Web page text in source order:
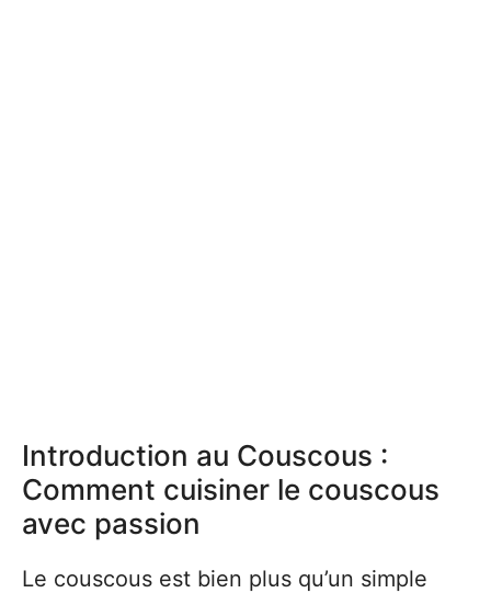
Introduction au Couscous :
Comment cuisiner le couscous
avec passion
Le couscous est bien plus qu’un simple